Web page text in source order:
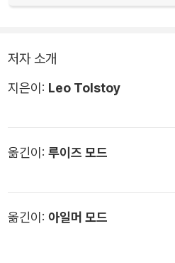
저자 소개
지은이: Leo Tolstoy
옮긴이: 루이즈 모드
옮긴이: 아일머 모드